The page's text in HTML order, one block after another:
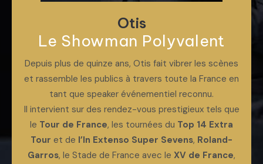
Otis
Le Showman Polyvalent
Depuis plus de quinze ans, Otis fait vibrer les scènes
et rassemble les publics à travers toute la France en
tant que speaker événementiel reconnu.
Il intervient sur des rendez-vous prestigieux tels que
le Tour de France, les tournées du Top 14 Extra
Tour et de l’In Extenso Super Sevens, Roland-
Garros, le Stade de France avec le XV de France,